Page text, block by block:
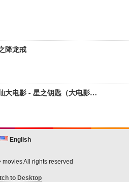
新起航，高质量国产电影全都在这里
Who Love China Movie：
陈的周末时光：https://bit.ly/2JtZN3O
彩电影合集:http://bit.ly/2AoL5bS
电影】百余位影人访谈：
十二位演员，为表演者“言”：
降龙戒
巴啦啦小魔仙大电影 - 星之钥匙（大电影第1部）Balala The Fairies (Balala Movie 1)
English
All rights reserved
to Desktop